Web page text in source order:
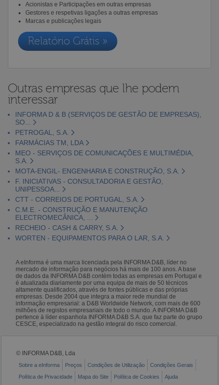
Acionistas e Participações em outras empresas
Gestores e respetivas ligações a outras empresas
Marcas e publicações legais
Relatório Grátis »
Outras empresas que lhe podem
interessar
INFORMA D & B (SERVIÇOS DE GESTÃO DE EMPRESAS),
SO...
PETROGAL, S.A.
FARMÁCIAS TM, LDA
MEO - SERVIÇOS DE COMUNICAÇÕES E MULTIMÉDIA,
S.A.
MOTA-ENGIL- ENGENHARIA E CONSTRUÇÃO, S.A.
F. INICIATIVAS - CONSULTADORIA E GESTÃO,
UNIPESSOA...
CTT - CORREIOS DE PORTUGAL, S.A.
C.M.E. - CONSTRUÇÃO E MANUTENÇÃO
ELECTROMECÂNICA, ...
RECHEIO - CASH & CARRY, S.A.
WORTEN - EQUIPAMENTOS PARA O LAR, S.A.
A eInforma é uma marca licenciada pela INFORMA D&B, líder no
mercado de informação para negócios há mais de 100 anos. A base
de dados da INFORMA D&B contém todas as empresas em Portugal e
é atualizada diariamente por uma equipa de mais de 50 técnicos
altamente qualificados, através de fontes públicas e das próprias
empresas. Desde 2004 que integra a maior rede mundial de
informação empresarial: a D&B Worldwide Network, com mais de 600
milhões de registos empresariais de todo o mundo. A INFORMA D&B
pertence à líder espanhola INFORMA D&B S.A. que faz parte do grupo
CESCE, especializado na gestão integral do risco comercial.
© INFORMA D&B, Lda
Sobre a eInforma Preços Condições de Utilização
Condições Gerais
Política de Privacidade
Mapa do Site Política de Cookies Ajuda